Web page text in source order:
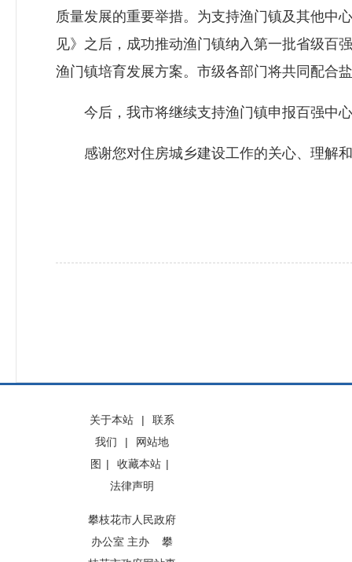
质量发展的重要举措。为支持渔门镇及其他中
见》之后，成功推动渔门镇纳入第一批省级百
渔门镇培育发展方案。市级各部门将共同配合
今后，我市将继续支持渔门镇申报百强中心
感谢您对住房城乡建设工作的关心、理解
关于本站 |
联系
我们
|
网站地
图 | 收藏本站 |
法律声明
攀枝花市人民政府
办公室 主办 攀